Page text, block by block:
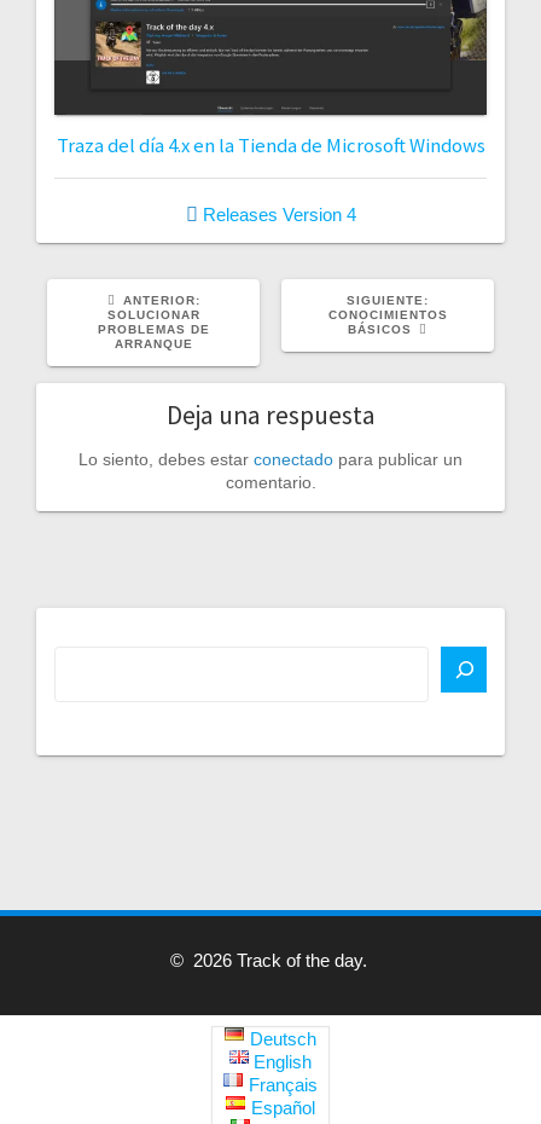
Traza del día 4.x en la Tienda de Microsoft Windows
Releases Version 4
ANTERIOR:POST
ANTERIOR:
SOLUCIONAR
PROBLEMAS DE
ARRANQUE
SIGUIENTE:
POST:
CONOCIMIENTOS
BÁSICOS
Deja una respuesta
Lo siento, debes estar conectado para publicar un
comentario.
© 2026 Track of the day.
Deutsch
English
Français
Español